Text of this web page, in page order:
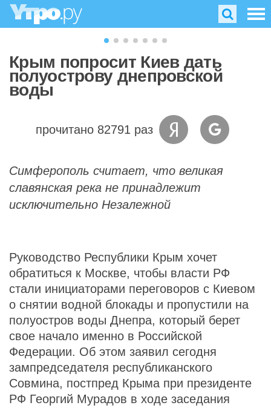
Крым попросит Киев дать
полуострову днепровской
воды
прочитано 82791 раз
Симферополь считает, что великая
славянская река не принадлежит
исключительно Незалежной
Руководство Республики Крым хочет
обратиться к Москве, чтобы власти РФ
стали инициаторами переговоров с Киевом
о снятии водной блокады и пропустили на
полуостров воды Днепра, который берет
свое начало именно в Российской
Федерации. Об этом заявил сегодня
зампредседателя республиканского
Совмина, постпред Крыма при президенте
РФ Георгий Мурадов в ходе заседания